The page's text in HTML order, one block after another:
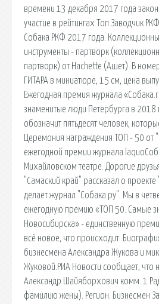
времени 13 декабря 2017 года
участие в рейтингах Топ Заводчик
Собака РКФ 2017 года.
инструменты - партворк
партворк) от Hachette (Ашет). В
ГИТАРА в миниатюре, 15 см, цена
Ежегодная премия журнала
знаменитые люди Петербурга в 2018
обозначит пятьдесят человек,
Церемония награждения ТОП - 50 от
ежегодной премии журнала
Михайловском театре. Дорогие
"Самаский край" рассказал о
делает журнал "Собака.ру". Мы в
ежегодную премию «ТОП 50. Самые
Новосибирска» - единственную
всё новое, что происходит.
бизнесмена Александра Жукова и
Жуковой.РИА Новости сообщает, что
Александр Шайяборхович комм. 1
фамилию жены). Регион. Бизнесмен